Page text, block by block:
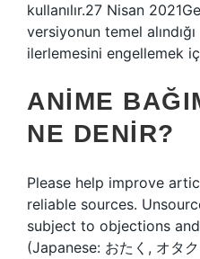
kullanılır.27 Nisan
versiyonun temel
ilerlemesini engellemek
ANIME
NE DENIR?
Please help improve
reliable sources.
subject to objections
(Japanese: おたく, オタ